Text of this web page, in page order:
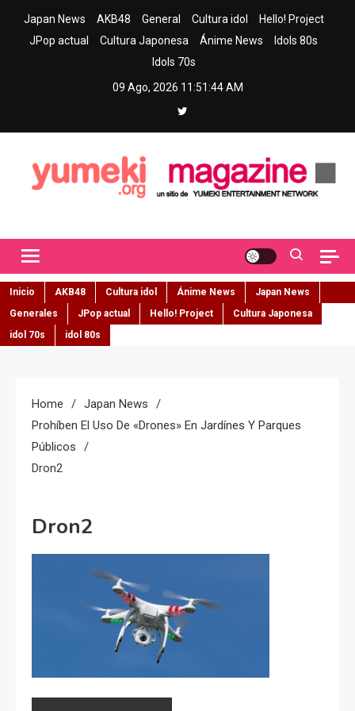
Japan News AKB48 General Cultura idol
Hello! Project
JPop actual
Cultura Japonesa Ánime News
Idols 80s
Idols 70s
09 Ago, 2026 11:51:45 AM
Inicio AKB48 Cultura idol Ánime News
Japan News
Generales
JPop actual Hello! Project
Cultura Japonesa
idol 70s
idol 80s
Home
Japan News
Prohíben El Uso De «Drones» En Jardínes Y Parques
Públicos
Dron2
Dron2